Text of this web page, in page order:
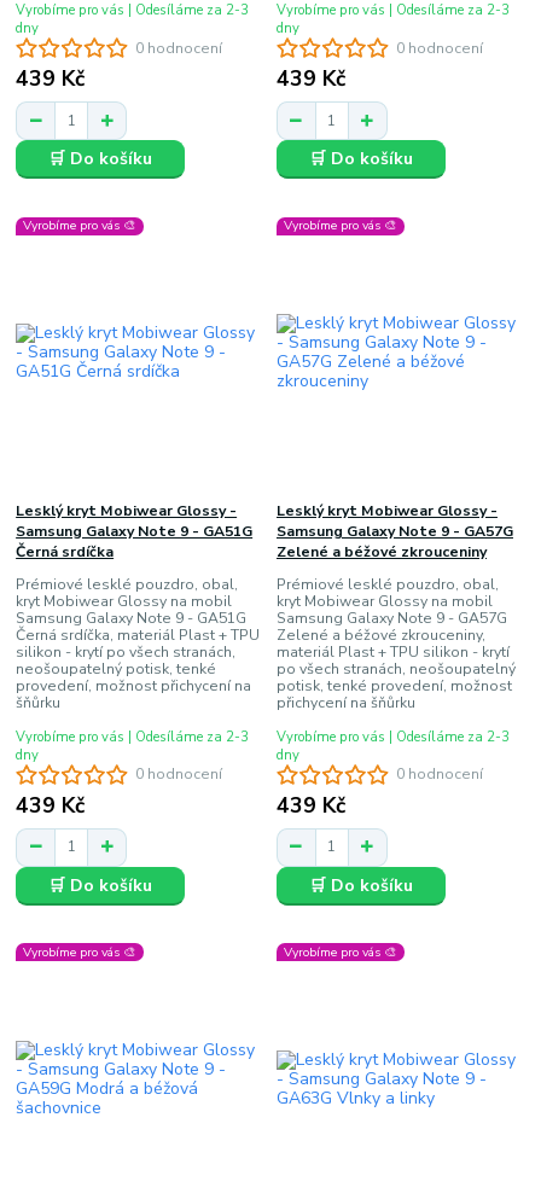
0 hodnocení
439 Kč
Vyrobíme pro vás | Odesíláme za 2-3
dny
🛒 Do košíku
0 hodnocení
439 Kč
Vyrobíme pro vás | Odesíláme za 2-3
dny
🛒 Do košíku
Vyrobíme pro vás 🎨
0 hodnocení
Lesklý kryt Mobiwear Glossy -
Samsung Galaxy Note 9 - GA51G
Černá srdíčka
Prémiové lesklé pouzdro, obal,
kryt Mobiwear Glossy na mobil
Samsung Galaxy Note 9 - GA51G
Černá srdíčka, materiál Plast + TPU
silikon - krytí po všech stranách,
neošoupatelný potisk, tenké
provedení, možnost přichycení na
šňůrku
439 Kč
Vyrobíme pro vás | Odesíláme za 2-3
dny
🛒 Do košíku
Vyrobíme pro vás 🎨
0 hodnocení
Lesklý kryt Mobiwear Glossy -
Samsung Galaxy Note 9 - GA57G
Zelené a béžové zkrouceniny
Prémiové lesklé pouzdro, obal,
kryt Mobiwear Glossy na mobil
Samsung Galaxy Note 9 - GA57G
Zelené a béžové zkrouceniny,
materiál Plast + TPU silikon - krytí
po všech stranách, neošoupatelný
potisk, tenké provedení, možnost
přichycení na šňůrku
439 Kč
Vyrobíme pro vás | Odesíláme za 2-3
dny
🛒 Do košíku
Vyrobíme pro vás 🎨 Vyrobíme pro vás 🎨